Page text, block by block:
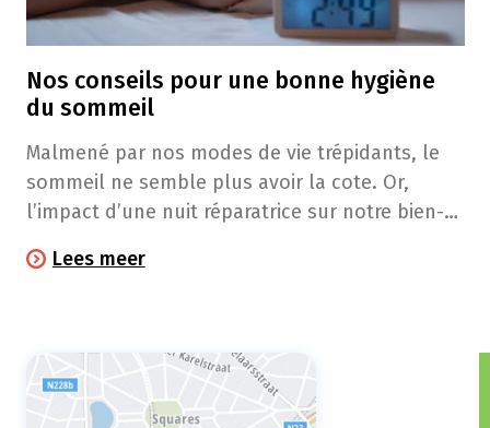
Nos conseils pour une bonne hygiène
du sommeil
Malmené par nos modes de vie trépidants, le
sommeil ne semble plus avoir la cote. Or,
l’impact d’une nuit réparatrice sur notre bien-
vous preniez la bonne résolution de dormir
Lees meer